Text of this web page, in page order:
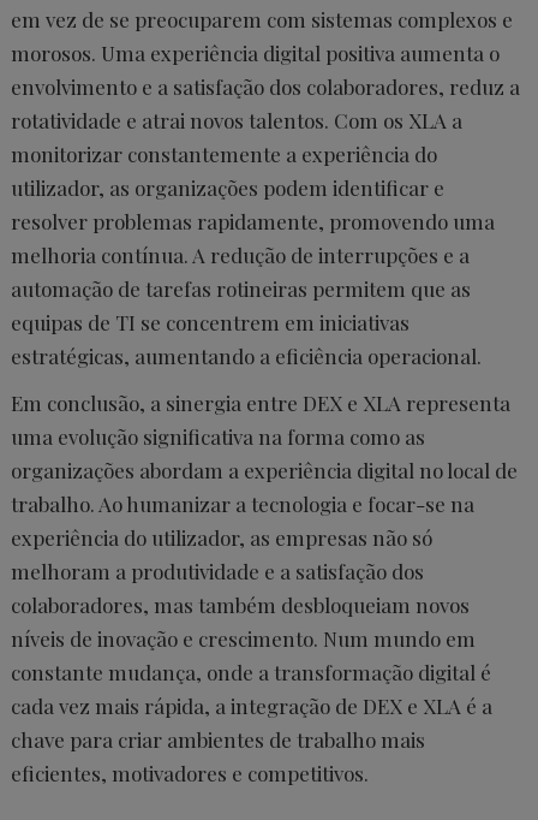
em vez de se preocuparem com sistemas complexos e
morosos. Uma experiência digital positiva aumenta o
envolvimento e a satisfação dos colaboradores, reduz a
rotatividade e atrai novos talentos. Com os XLA a
monitorizar constantemente a experiência do
utilizador, as organizações podem identificar e
resolver problemas rapidamente, promovendo uma
melhoria contínua. A redução de interrupções e a
automação de tarefas rotineiras permitem que as
equipas de TI se concentrem em iniciativas
estratégicas, aumentando a eficiência operacional.
Em conclusão, a sinergia entre DEX e XLA representa
uma evolução significativa na forma como as
organizações abordam a experiência digital no local de
trabalho. Ao humanizar a tecnologia e focar-se na
experiência do utilizador, as empresas não só
melhoram a produtividade e a satisfação dos
colaboradores, mas também desbloqueiam novos
níveis de inovação e crescimento. Num mundo em
constante mudança, onde a transformação digital é
cada vez mais rápida, a integração de DEX e XLA é a
chave para criar ambientes de trabalho mais
eficientes, motivadores e competitivos.